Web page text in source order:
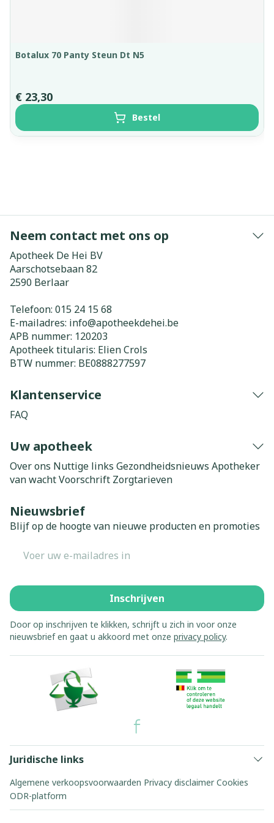
Botalux 70 Panty Steun Dt N5
€ 23,30
Bestel
Neem contact met ons op
Apotheek De Hei BV
Aarschotsebaan 82
2590 Berlaar
Telefoon: 015 24 15 68
E-mailadres: info@apotheekdehei.be
APB nummer: 120203
Apotheek titularis: Elien Crols
BTW nummer: BE0888277597
Klantenservice
FAQ
Uw apotheek
Over ons Nuttige links Gezondheidsnieuws Apotheker
van wachtVoorschrift Zorgtarieven
Nieuwsbrief
Blijf op de hoogte van nieuwe producten en promoties
Inschrijven
Door op inschrijven te klikken, schrijft u zich in voor onze
nieuwsbrief en gaat u akkoord met onze privacy policy.
Juridische links
Algemene verkoopsvoorwaarden Privacy disclaimer Cookies
ODR-platform